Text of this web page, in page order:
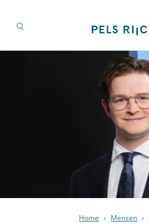
Home › Mensen ›